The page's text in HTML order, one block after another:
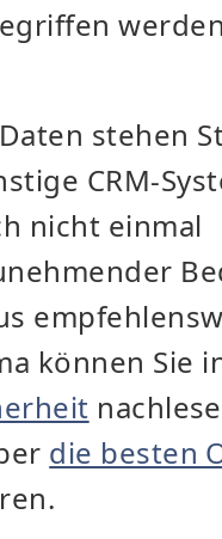
stehen
CRM-
nicht einmal
können Sie
die besten